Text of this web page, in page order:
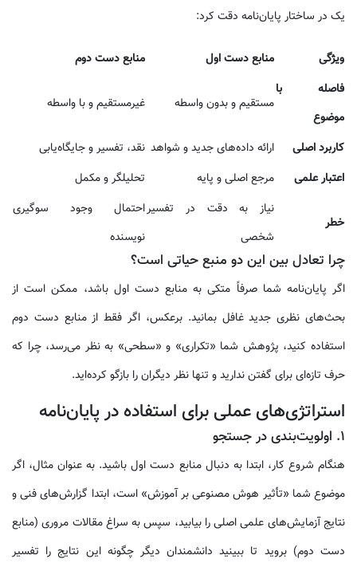
یک در ساختار پایان‌نامه دقت کرد:
ویژگی منابع دست اول
منابع دست دوم
فاصله با
موضوع
مستقیم و بدون واسطه غیرمستقیم و با واسطه
کاربرد اصلی ارائه داده‌های جدید و شواهد نقد، تفسیر و جایگاه‌یابی
اعتبار علمی
مرجع اصلی و پایه تحلیلگر و مکمل
خطر
نیاز به دقت در تفسیر
شخصی
احتمال وجود سوگیری
نویسنده
چرا تعادل بین این دو منبع حیاتی است؟
اگر پایان‌نامه شما صرفاً متکی به منابع دست اول باشد، ممکن است از
بحث‌های نظری جدید غافل بمانید. برعکس، اگر فقط از منابع دست دوم
استفاده کنید، پژوهش شما «تکراری» و «سطحی» به نظر می‌رسد، چرا که
حرف تازه‌ای برای گفتن ندارید و تنها نظر دیگران را بازگو کرده‌اید.
استراتژی‌های عملی برای استفاده در پایان‌نامه
۱. اولویت‌بندی در جستجو
هنگام شروع کار، ابتدا به دنبال منابع دست اول باشید. به عنوان مثال، اگر
موضوع شما «تأثیر هوش مصنوعی بر آموزش» است، ابتدا گزارش‌های فنی و
نتایج آزمایش‌های علمی اصلی را بیابید، سپس به سراغ مقالات مروری (منابع
دست دوم) بروید تا ببینید دانشمندان دیگر چگونه این نتایج را تفسیر